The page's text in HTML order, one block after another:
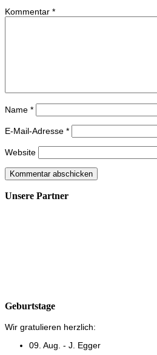
Kommentar *
Name *
E-Mail-Adresse *
Website
Unsere Partner
Geburtstage
Wir gratulieren herzlich:
09. Aug. - J. Egger